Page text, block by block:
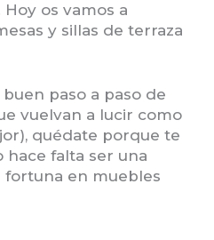
os vamos a
y sillas de terraza
paso a paso de
vuelvan a lucir como
quédate porque te
hace falta ser una
fortuna en muebles